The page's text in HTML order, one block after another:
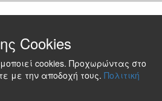
Cookies
cookies. Προχωρώντας στο
με την αποδοχή τους. Πολιτική